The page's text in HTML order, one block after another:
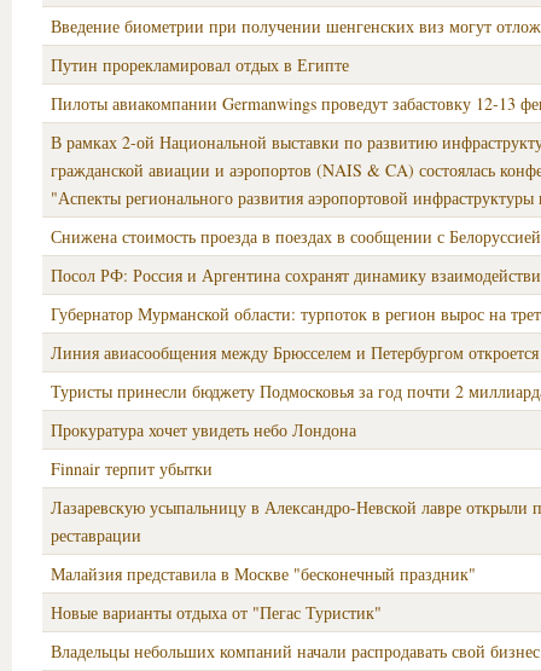
Введение биометрии при получении шенгенских виз могут
Путин прорекламировал отдых в Египте
Пилоты авиакомпании Germanwings проведут забастовку 12-13
В рамках 2-ой Национальной выставки по развитию
гражданской авиации и аэропортов (NAIS & CA) состоялась
"Аспекты регионального развития аэропортовой инфраструктуры
Снижена стоимость проезда в поездах в сообщении с
Посол РФ: Россия и Аргентина сохранят динамику
Губернатор Мурманской области: турпоток в регион вырос на
Линия авиасообщения между Брюсселем и Петербургом
Туристы принесли бюджету Подмосковья за год почти 2
Прокуратура хочет увидеть небо Лондона
Finnair терпит убытки
Лазаревскую усыпальницу в Александро-Невской лавре открыли
реставрации
Малайзия представила в Москве "бесконечный праздник"
Новые варианты отдыха от "Пегас Туристик"
Владельцы небольших компаний начали распродавать свой бизнес